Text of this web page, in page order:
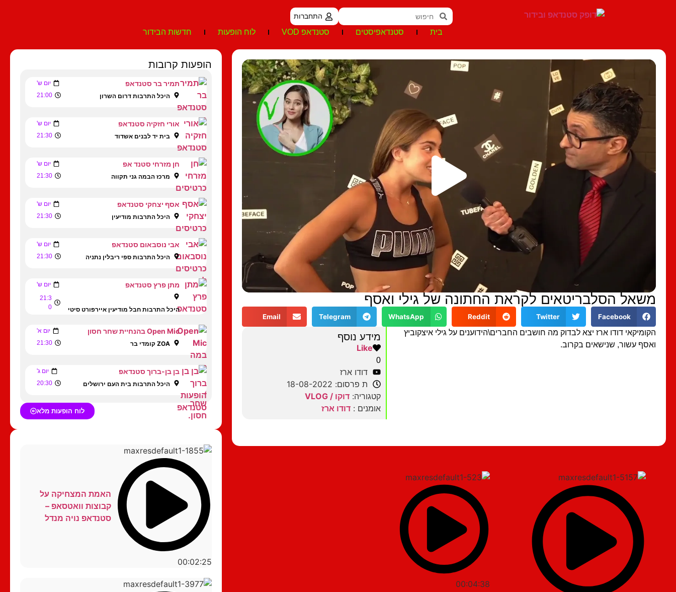
התחברות
בית סטנדאפיסטים סטנדאפ VOD לוח הופעות חדשות הבידור
משאל הסלבריטאים לקראת החתונה של גילי ואסף
Facebook
Twitter
Reddit
WhatsApp
Telegram
Email
הקומיקאי דודו ארז יצא לבדוק מה חושבים החברים\הידוענים על גילי איצקוביץ
ואסף עשור, שנישאים בקרוב.
מידע נוסף
Like
0
דודו ארז
ת פרסום: 18-08-2022
קטגוריה: דוקו / VLOG
אומנים : דודו ארז
00:04:38
הופעות קרובות
תמיר בר סטנדאפ יום ש'
היכל התרבות דרום השרון 21:00
אורי חזקיה סטנדאפ יום ש'
בית יד לבנים אשדוד 21:30
חן מזרחי סטנד אפ יום ש'
מרכז הבמה גני תקווה 21:30
אסף יצחקי סטנדאפ יום ש'
היכל התרבות מודיעין 21:30
אבי נוסבאום סטנדאפ יום ש'
היכל התרבות ספי ריבלין נתניה 21:30
מתן פרץ סטנדאפ יום ש'
היכל התרבות חבל מודיעין איירפורט סיטי
21:3
0
Open Mic בהנחיית שחר חסון יום א'
ZOA קומדי בר 21:30
בן בן-ברוך סטנדאפ יום ג'
היכל התרבות בית העם ירושלים 20:30
לוח הופעות מלא
00:02:25
האמת המצחיקה על
קבוצות וואטסאפ –
סטנדאפ נויה מנדל